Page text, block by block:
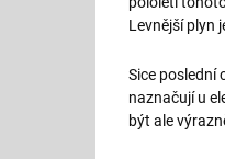
Levnější plyn
Sice poslední
naznačují u
být ale